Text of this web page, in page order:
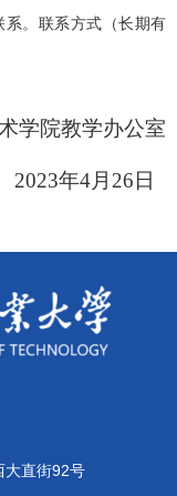
。联系方式（长期有
学院教学办公室
2023年4月26日
大直街92号